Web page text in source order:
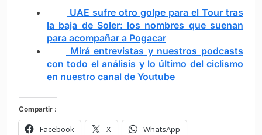
UAE sufre otro golpe para el Tour tras
la baja de Soler: los nombres que suenan
para acompañar a Pogacar
Mirá entrevistas y nuestros podcasts
con todo el análisis y lo último del ciclismo
en nuestro canal de Youtube
Compartir :
Facebook X WhatsApp